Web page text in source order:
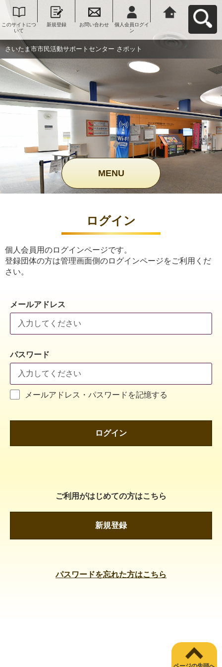
このサイトにつ
いて
新規登録 お問い合わせ
個人会員ログイ
ン
ンター さポット
へ戻る
さいたま市市民活動サポートセンター さポット
MENU
ログイン
個人会員用のログインページです。
登録団体の方は管理画面側のログインページをご利用くだ
さい。
メールアドレス
パスワード
メールアドレス・パスワードを記憶する
ログイン
ご利用がはじめての方はこちら
新規登録
パスワードを忘れた方はこちら